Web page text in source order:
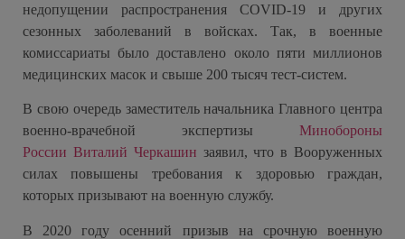
недопущении распространения COVID-19 и других
сезонных заболеваний в войсках. Так, в военные
комиссариаты было доставлено около пяти миллионов
медицинских масок и свыше 200 тысяч тест-систем.
В свою очередь заместитель начальника Главного центра
военно-врачебной экспертизы Минобороны
России Виталий Черкашин заявил, что в Вооруженных
силах повышены требования к здоровью граждан,
которых призывают на военную службу.
В 2020 году осенний призыв на срочную военную